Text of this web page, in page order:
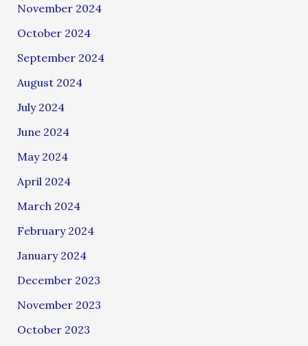
November 2024
October 2024
September 2024
August 2024
July 2024
June 2024
May 2024
April 2024
March 2024
February 2024
January 2024
December 2023
November 2023
October 2023